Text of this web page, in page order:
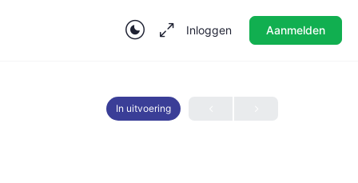
Inloggen Aanmelden
In uitvoering